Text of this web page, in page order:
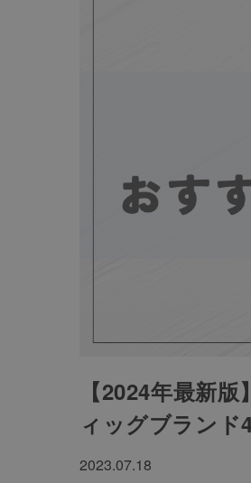
【2024年最新
ィッグブランド
2023.07.18